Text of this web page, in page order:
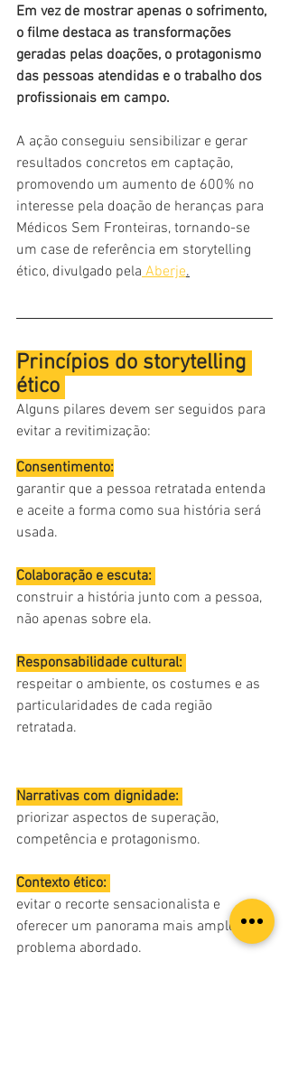
Em vez de mostrar apenas o sofrimento,
o filme destaca as transformações
geradas pelas doações, o protagonismo
das pessoas atendidas e o trabalho dos
profissionais em campo.
A ação conseguiu sensibilizar e gerar
resultados concretos em captação,
promovendo um aumento de 600% no
interesse pela doação de heranças para
Médicos Sem Fronteiras, tornando-se
um case de referência em storytelling
ético, divulgado pela Aberje.
Princípios do storytelling
ético
Alguns pilares devem ser seguidos para
evitar a revitimização:
Consentimento:
garantir que a pessoa retratada entenda
e aceite a forma como sua história será
usada.
Colaboração e escuta:
construir a história junto com a pessoa,
não apenas sobre ela.
Responsabilidade cultural:
respeitar o ambiente, os costumes e as
particularidades de cada região
retratada.
Narrativas com dignidade:
priorizar aspectos de superação,
competência e protagonismo.
Contexto ético:
evitar o recorte sensacionalista e
oferecer um panorama mais amplo do
problema abordado.